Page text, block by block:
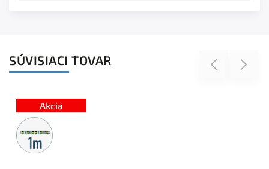
SÚVISIACI TOVAR Previous
Akcia
Metrážny
predaj
Next